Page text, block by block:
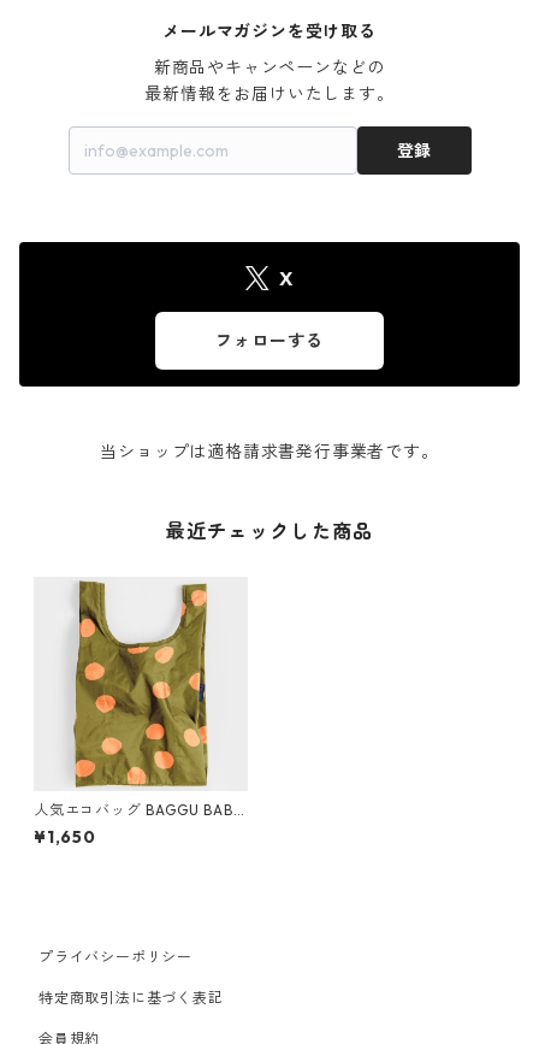
メールマガジンを受け取る
新商品やキャンペーンなどの
最新情報をお届けいたします。
登録
X
フォローする
当ショップは適格請求書発行事業者です。
最近チェックした商品
人気エコバッグ BAGGU BABY
ベビーバグゥ バグー オリーブ
ドット
¥1,650
プライバシーポリシー
特定商取引法に基づく表記
会員規約